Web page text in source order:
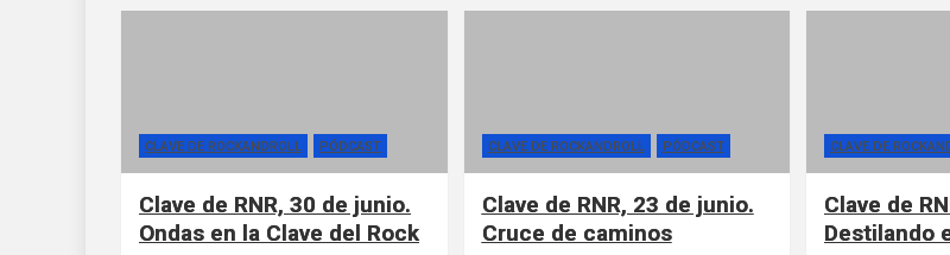
CLAVE DE ROCKANDROLL PÓDCAST
Clave de RNR, 30 de junio.
Ondas en la Clave del Rock
CLAVE DE ROCKANDROLL PÓDCAST
Clave de RNR, 23 de junio.
Cruce de caminos
CLAVE DE
Clave de
Destilando